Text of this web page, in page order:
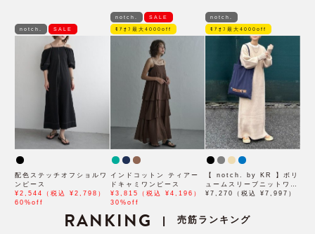
notch. SALE
配色ステッチオフショルワ
ンピース
¥2,544（税込 ¥2,798）
60%off
notch. SALE
ﾓｱｵﾌ最大4000off
インドコットン ティアー
ドキャミワンピース
¥3,815（税込 ¥4,196）
30%off
notch.
ﾓｱｵﾌ最大4000off
【 notch. by KR 】ボリ
ュームスリーブニットワン
ピース
¥7,270（税込 ¥7,997）
RANKING | 売筋ランキング